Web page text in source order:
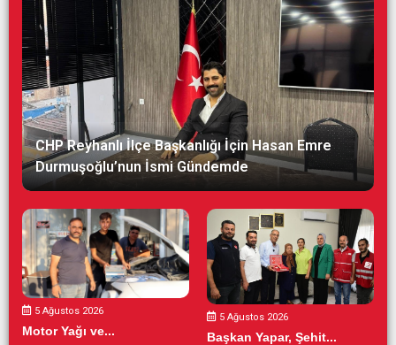
CHP Reyhanlı İlçe Başkanlığı İçin Hasan Emre
Durmuşoğlu’nun İsmi Gündemde
5 Ağustos 2026
Motor Yağı ve...
5 Ağustos 2026
Başkan Yapar, Şehit...